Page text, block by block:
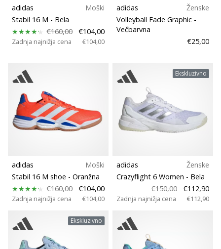
Teža (g)
adidas
Moški
Stabil 16 M - Bela
€160,00
€104,00
Zadnja najnižja cena €104,00
adidas
Ženske
Volleyball Fade Graphic -
Večbarvna
€25,00
adidas
Moški
Stabil 16 M shoe - Oranžna
€160,00
€104,00
Zadnja najnižja cena €104,00
Ekskluzivno
adidas
Ženske
Crazyflight 6 Women - Bela
€150,00
€112,90
Zadnja najnižja cena €112,90
Ekskluzivno